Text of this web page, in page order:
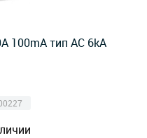
100mA тип AC 6kA